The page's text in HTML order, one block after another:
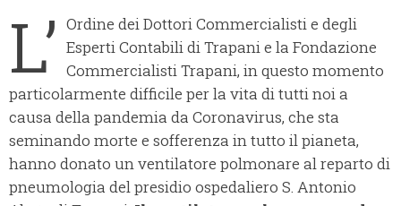
L’ Ordine dei Dottori Commercialisti e degli
Esperti Contabili di Trapani e la Fondazione
Commercialisti Trapani, in questo momento
particolarmente difficile per la vita di tutti noi a
causa della pandemia da Coronavirus, che sta
seminando morte e sofferenza in tutto il pianeta,
hanno donato un ventilatore polmonare al reparto di
pneumologia del presidio ospedaliero S. Antonio